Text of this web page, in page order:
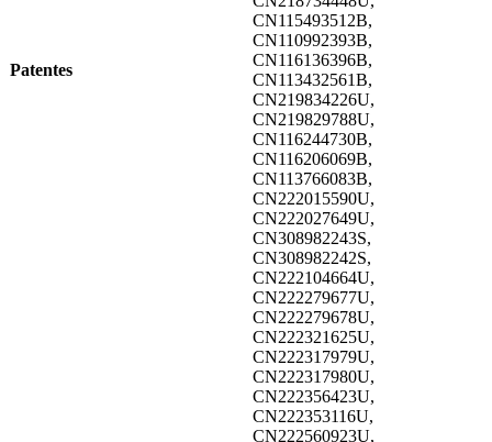
Patentes
CN115493512B,
CN110992393B,
CN116136396B,
CN113432561B,
CN219834226U,
CN219829788U,
CN116244730B,
CN116206069B,
CN113766083B,
CN222015590U,
CN222027649U,
CN308982243S,
CN308982242S,
CN222104664U,
CN222279677U,
CN222279678U,
CN222321625U,
CN222317979U,
CN222317980U,
CN222356423U,
CN222353116U,
CN222560923U,